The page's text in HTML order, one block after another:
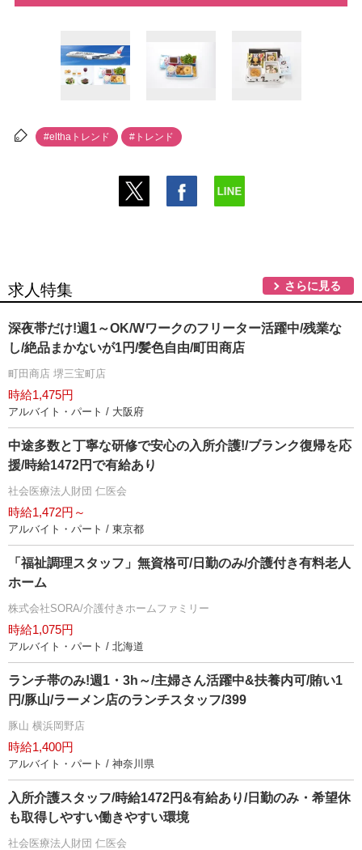
#elthaトレンド #トレンド
求人特集 さらに見る
深夜帯だけ!週1～OK/Wワークのフリーター活躍中/残業な
し/絶品まかないが1円/髪色自由/町田商店
町田商店 堺三宝町店
時給1,475円
アルバイト・パート / 大阪府
中途多数と丁寧な研修で安心の入所介護!/ブランク復帰を応
援/時給1472円で有給あり
社会医療法人財団 仁医会
時給1,472円～
アルバイト・パート / 東京都
「福祉調理スタッフ」無資格可/日勤のみ/介護付き有料老人
ホーム
株式会社SORA/介護付きホームファミリー
時給1,075円
アルバイト・パート / 北海道
ランチ帯のみ!週1・3h～/主婦さん活躍中&扶養内可/賄い1
円/豚山/ラーメン店のランチスタッフ/399
豚山 横浜岡野店
時給1,400円
アルバイト・パート / 神奈川県
入所介護スタッフ/時給1472円&有給あり/日勤のみ・希望休
も取得しやすい働きやすい環境
社会医療法人財団 仁医会